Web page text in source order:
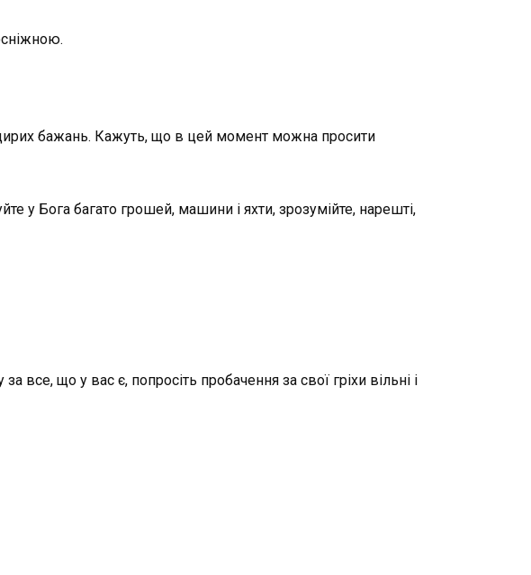
щирих бажань. Кажуть, що в цей момент можна просити
у Бога багато грошей, машини і яхти, зрозумійте, нарешті,
все, що у вас є, попросіть пробачення за свої гріхи вільні і